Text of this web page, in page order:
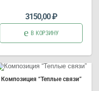
3150,00₽
В КОРЗИНУ
Композиция “Теплые связи”